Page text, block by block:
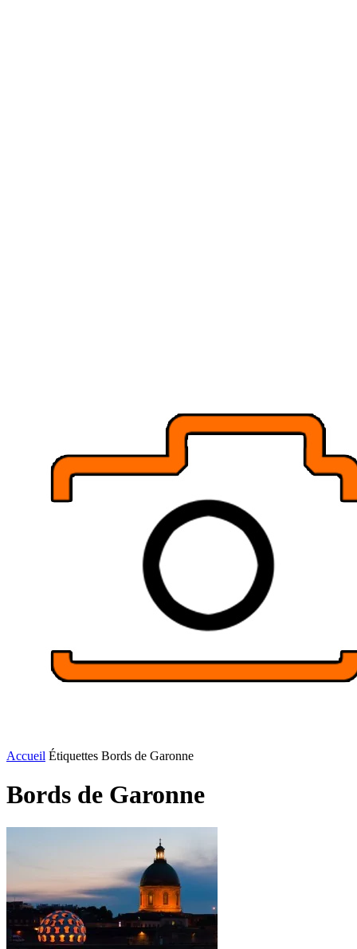
Accueil Étiquettes Bords de Garonne
Bords de Garonne